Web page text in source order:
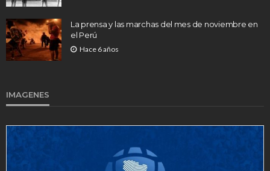
La prensa y las marchas del mes de noviembre en
el Perú
Hace 6 años
IMAGENES